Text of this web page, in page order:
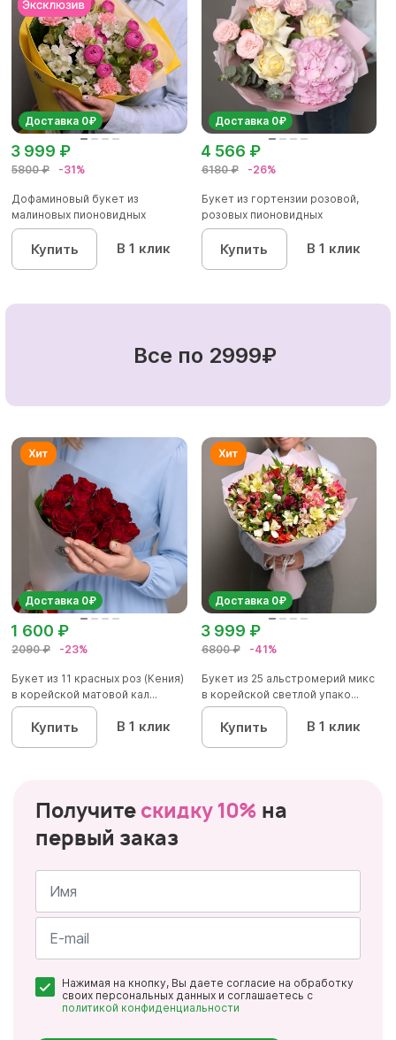
Доставка 0₽
5800 ₽ -31%
3 999 ₽
Дофаминовый букет из
малиновых пионовидных
кустовых роз...
Купить В 1 клик
Доставка 0₽
6180 ₽ -26%
4 566 ₽
Букет из гортензии розовой,
розовых пионовидных
кустовы...
Купить В 1 клик
Все по 2999₽
Доставка 0₽
2090 ₽ -23%
1 600 ₽
Букет из 11 красных роз (Кения)
в корейской матовой кал...
Купить В 1 клик
Доставка 0₽
6800 ₽ -41%
3 999 ₽
Букет из 25 альстромерий микс
в корейской светлой упако...
Купить В 1 клик
Получите скидку 10% на
первый заказ
Имя
*
Нажимая на кнопку, Вы даете согласие на обработку
своих персональных данных и соглашаетесь с
политикой конфиденциальности